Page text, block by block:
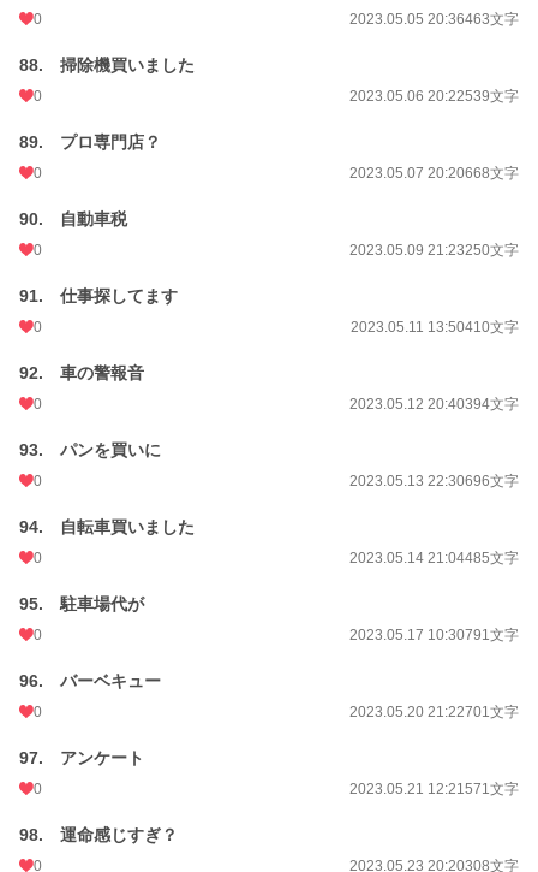
0 2023.05.05 20:36463文字
88. 掃除機買いました
0 2023.05.06 20:22539文字
89. プロ専門店？
0 2023.05.07 20:20668文字
90. 自動車税
0 2023.05.09 21:23250文字
91. 仕事探してます
0 2023.05.11 13:50410文字
92. 車の警報音
0 2023.05.12 20:40394文字
93. パンを買いに
0 2023.05.13 22:30696文字
94. 自転車買いました
0 2023.05.14 21:04485文字
95. 駐車場代が
0 2023.05.17 10:30791文字
96. バーベキュー
0 2023.05.20 21:22701文字
97. アンケート
0 2023.05.21 12:21571文字
98. 運命感じすぎ？
0 2023.05.23 20:20308文字